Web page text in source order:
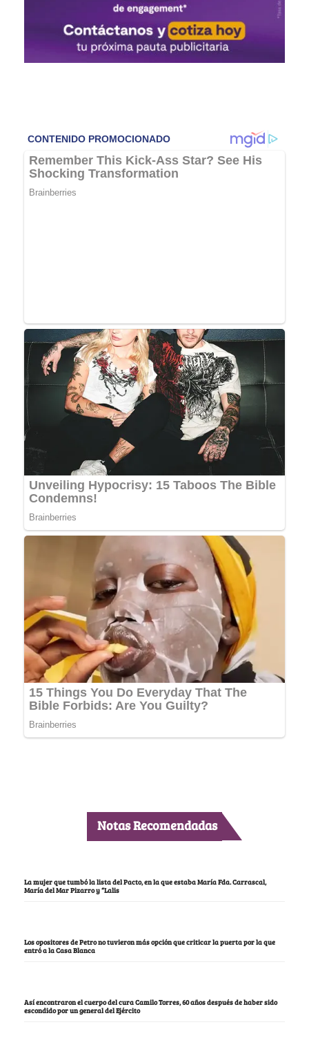
Notas Recomendadas
La mujer que tumbó la lista del Pacto, en la que estaba María Fda. Carrascal,
María del Mar Pizarro y “Lalis
Los opositores de Petro no tuvieron más opción que criticar la puerta por la que
entró a la Casa Blanca
Así encontraron el cuerpo del cura Camilo Torres, 60 años después de haber sido
escondido por un general del Ejército